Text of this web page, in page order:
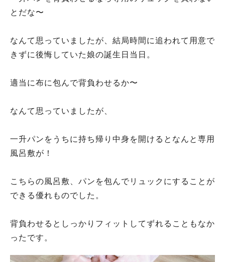
とだな〜
なんて思っていましたが、結局時間に追われて用意で
きずに後悔していた娘の誕生日当日。
適当に布に包んで背負わせるか〜
なんて思っていましたが、
一升パンをうちに持ち帰り中身を開けるとなんと専用
風呂敷が！
こちらの風呂敷、パンを包んでリュックにすることが
できる優れものでした。
背負わせるとしっかりフィットしてずれることもなか
ったです。